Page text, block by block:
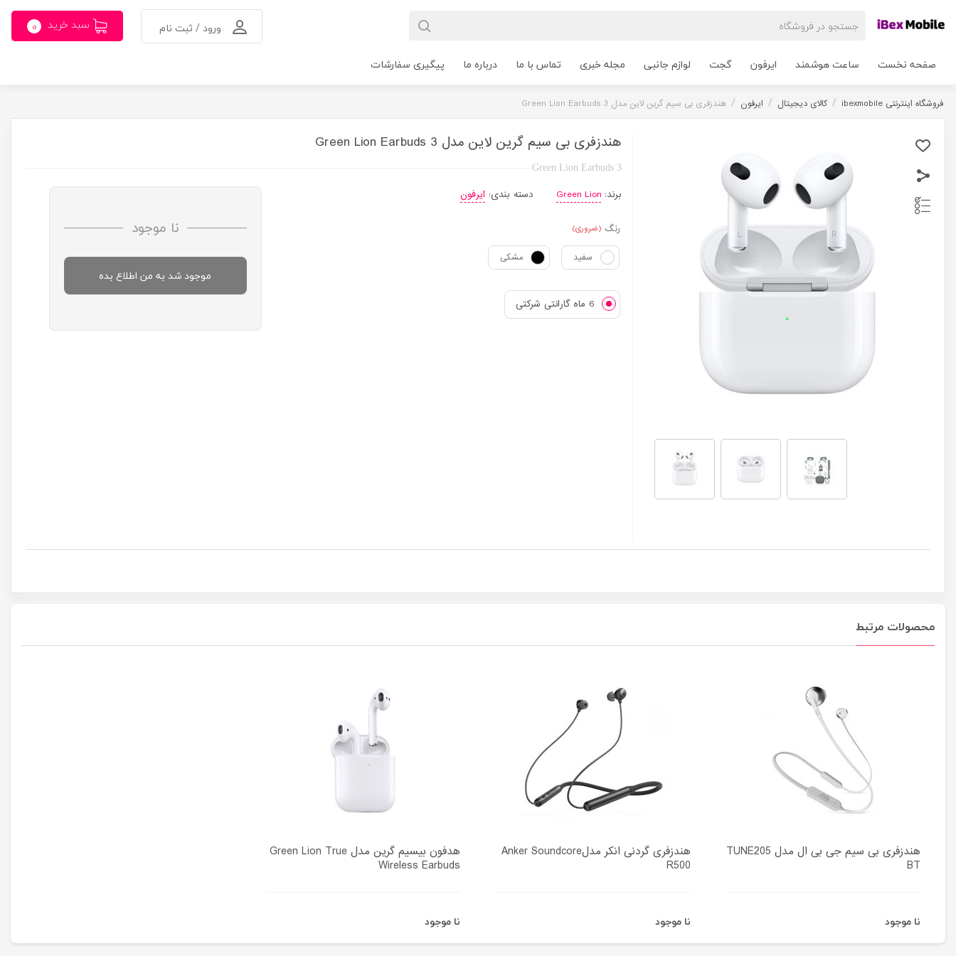
ورود / ثبت نام سبد خرید 0
صفحه نخست ساعت هوشمند ایرفون گجت لوازم جانبی مجله خبری تماس با ما درباره ما پیگیری سفارشات
فروشگاه اینترنتی ibexmobile / کالای دیجیتال / ایرفون / هندزفری بی سیم گرین لاین مدل Green Lion Earbuds 3
هندزفری بی سیم گرین لاین مدل Green Lion Earbuds 3
Green Lion Earbuds 3
برند: Green Lion دسته بندی: ایرفون
رنگ (ضروری)
سفید مشکی
6 ماه گارانتی شرکتی
نا موجود
محصولات مرتبط
هندزفری بی سیم جی بی ال مدل TUNE205
BT
نا موجود
هندزفری گردنی انکر مدلAnker Soundcore
R500
نا موجود
هدفون بیسیم گرین مدل Green Lion True
Wireless Earbuds
نا موجود